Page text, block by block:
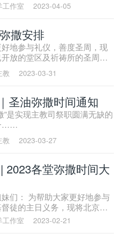
工作室 2023-04-05
撒安排
地参与礼仪，善度圣周，现
放的堂区及祈祷所的圣周礼
整理，供大家参考使用。
教 2023-03-31
圣油弥撒时间通知
”是实现主教司祭职圆满无缺的
……
教 2023-03-27
2023各堂弥撒时间大
们： 为帮助大家更好地参与
徒的主日义务，现将北京教
所的弥撒时间汇集整理，以
。
工作室 2023-02-21